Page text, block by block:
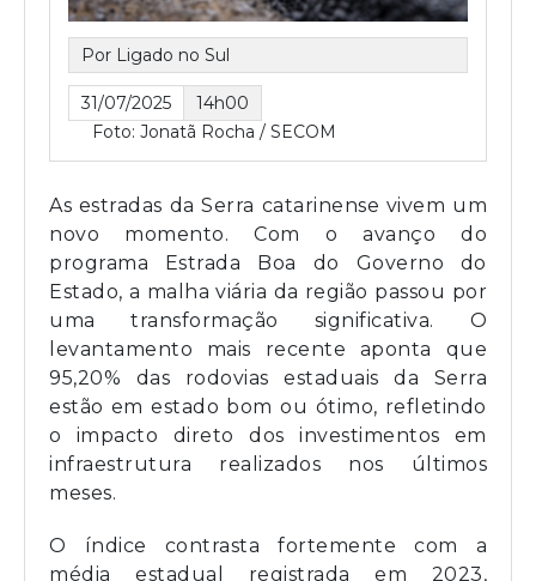
Por Ligado no Sul
31/07/2025
14h00
Foto: Jonatã Rocha / SECOM
As estradas da Serra catarinense vivem um
novo momento. Com o avanço do
programa Estrada Boa do Governo do
Estado, a malha viária da região passou por
uma transformação significativa. O
levantamento mais recente aponta que
95,20% das rodovias estaduais da Serra
estão em estado bom ou ótimo, refletindo
o impacto direto dos investimentos em
infraestrutura realizados nos últimos
meses.
O índice contrasta fortemente com a
média estadual registrada em 2023,